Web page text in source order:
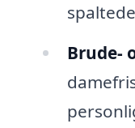
Brude-